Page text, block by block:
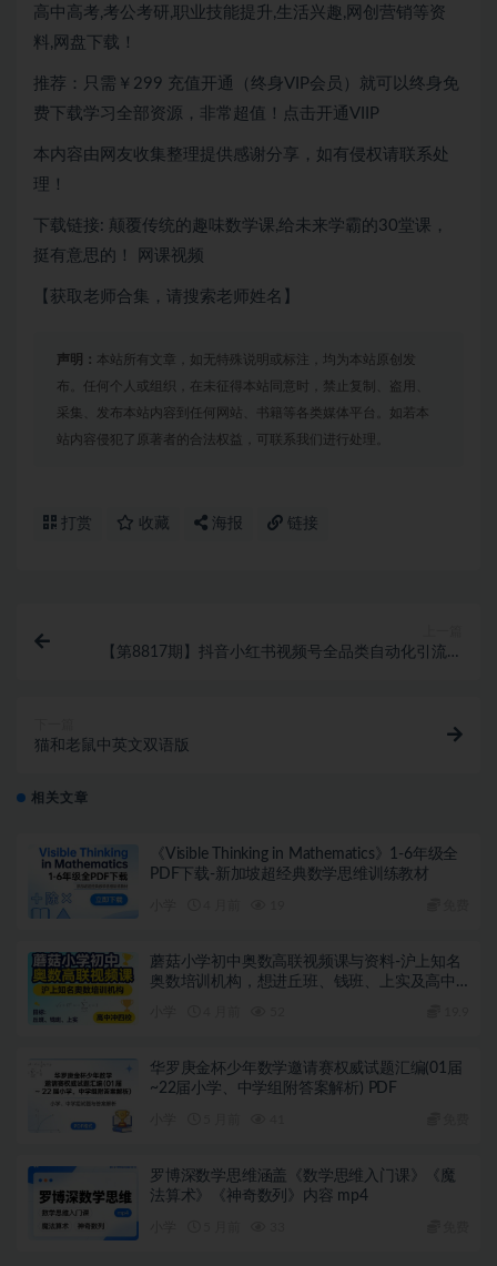
高中高考,考公考研,职业技能提升,生活兴趣,网创营销等资
料,网盘下载！
推荐：只需￥299 充值开通（终身VIP会员）就可以终身免
费下载学习全部资源，非常超值！点击开通VIIP
本内容由网友收集整理提供感谢分享，如有侵权请联系处
理！
下载链接: 颠覆传统的趣味数学课,给未来学霸的30堂课，
挺有意思的！ 网课视频
【获取老师合集，请搜索老师姓名】
声明： 本站所有文章，如无特殊说明或标注，均为本站原创发
布。任何个人或组织，在未征得本站同意时，禁止复制、盗用、
采集、发布本站内容到任何网站、书籍等各类媒体平台。如若本
站内容侵犯了原著者的合法权益，可联系我们进行处理。
打赏 收藏 海报 链接
【第8817期】抖音小红书视频号全品类自动化引流获
猫和老鼠中英文双语版
相关文章
《Visible Thinking in Mathematics》1-6年级全
PDF下载-新加坡超经典数学思维训练教材
蘑菇小学初中奥数高联视频课与资料-沪上知名
奥数培训机构，想进丘班、钱班、上实及高中
华罗庚金杯少年数学邀请赛权威试题汇编(01届
~22届小学、中学组附答案解析) PDF
罗博深数学思维涵盖《数学思维入门课》《魔
法算术》《神奇数列》内容 mp4